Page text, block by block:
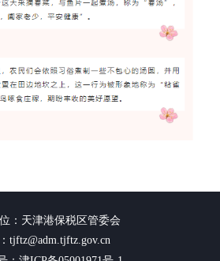
：天津港保税区管委会
tjftz@adm.tjftz.gov.cn